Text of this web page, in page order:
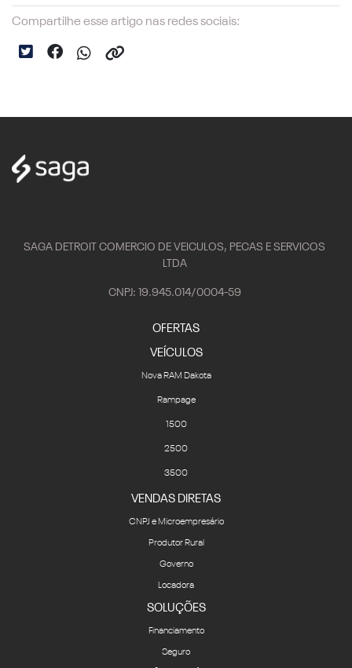
Compartilhe esse artigo nas redes sociais:
SAGA DETROIT COMERCIO DE VEICULOS, PECAS E SERVICOS
LTDA
CNPJ: 19.945.014/0004-59
OFERTAS
VEÍCULOS
Nova RAM Dakota
Rampage
1500
2500
3500
VENDAS DIRETAS
CNPJ e Microempresário
Produtor Rural
Governo
Locadora
SOLUÇÕES
Financiamento
Seguro